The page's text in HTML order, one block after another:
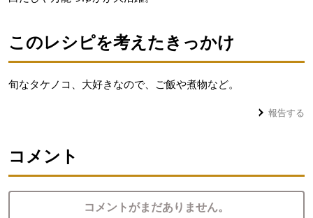
このレシピを考えたきっかけ
旬なタケノコ、大好きなので、ご飯や煮物など。
報告する
コメント
コメントがまだありません。